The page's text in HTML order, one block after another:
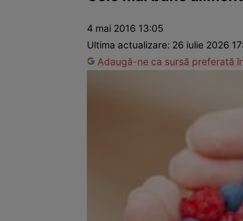
Prevenție și tratament Remedii naturiste
4 mai 2016 13:05
Ultima actualizare: 26 iulie 2026
Adaugă-ne ca sursă preferată